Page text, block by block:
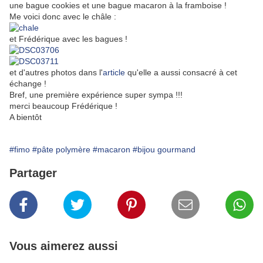
une bague cookies et une bague macaron à la framboise !
Me voici donc avec le châle :
et Frédérique avec les bagues !
et d'autres photos dans l'article qu'elle a aussi consacré à cet
échange !
Bref, une première expérience super sympa !!!
merci beaucoup Frédérique !
A bientôt
#fimo #pâte polymère #macaron #bijou gourmand
Partager
Vous aimerez aussi